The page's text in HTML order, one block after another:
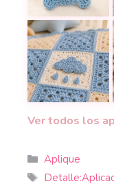
Aplique de
Manta de
Ver todos los
Categorías
Aplique
Etiquetas